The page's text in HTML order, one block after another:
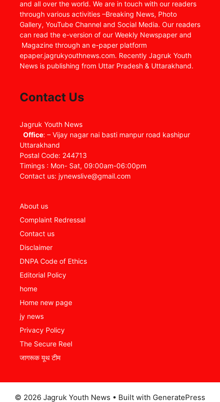
and all over the world. We are in touch with our readers
through various activities –Breaking News, Photo
Gallery, YouTube Channel and Social Media. Our readers
can read the e-version of our Weekly Newspaper and
Magazine through an e-paper platform
epaper.jagrukyouthnews.com. Recently Jagruk Youth
News is publishing from Uttar Pradesh & Uttarakhand.
Contact Us
Jagruk Youth News
Office: – Vijay nagar nai basti manpur road kashipur
Uttarakhand
Postal Code: 244713
Timings : Mon- Sat, 09:00am-06:00pm
Contact us: jynewslive@gmail.com
About us
Complaint Redressal
Contact us
Disclaimer
DNPA Code of Ethics
Editorial Policy
home
Home new page
jy news
Privacy Policy
The Secure Reel
जागरूक यूथ टीम
© 2026 Jagruk Youth News • Built with GeneratePress